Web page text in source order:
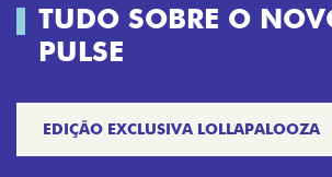
TUDO SOBRE O
PULSE
EDIÇÃO EXCLUSIVA LOLLAPALOOZA